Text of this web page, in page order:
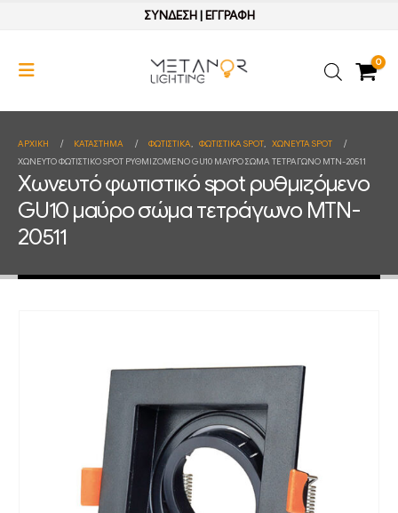
ΣΥΝΔΕΣΗ| ΕΓΓΡΑΦΗ
0
ΑΡΧΙΚΉ ΚΑΤΆΣΤΗΜΑ ΦΩΤΙΣΤΙΚΑ, ΦΩΤΙΣΤΙΚΑ SPOT, ΧΩΝΕΥΤΑ SPOT
ΧΩΝΕΥΤΌ ΦΩΤΙΣΤΙΚΌ SPOT ΡΥΘΜΙΖΌΜΕΝΟ GU10 ΜΑΎΡΟ ΣΏΜΑ ΤΕΤΡΆΓΩΝΟ MTN-20511
Χωνευτό φωτιστικό spot ρυθμιζόμενο
GU10 μαύρο σώμα τετράγωνο MTN-
20511